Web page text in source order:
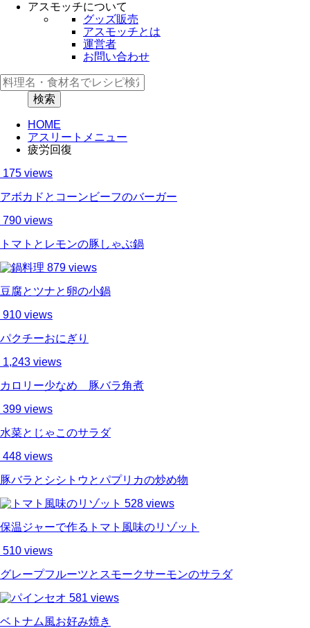
アスモッチについて
グッズ販売
アスモッチとは
運営者
お問い合わせ
HOME
アスリートメニュー
疲労回復
175 views
アボカドとコーンビーフのバーガー
790 views
トマトとレモンの豚しゃぶ鍋
879 views
豆腐とツナと卵の小鍋
910 views
パクチーおにぎり
1,243 views
カロリー少なめ 豚バラ角煮
399 views
水菜とじゃこのサラダ
448 views
豚バラとシシトウとパプリカの炒め物
528 views
保温ジャーで作るトマト風味のリゾット
510 views
グレープフルーツとスモークサーモンのサラダ
581 views
ベトナム風お好み焼き